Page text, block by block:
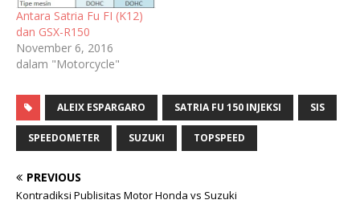
Antara Satria Fu FI (K12)
dan GSX-R150
November 6, 2016
dalam "Motorcycle"
ALEIX ESPARGARO SATRIA FU 150 INJEKSI SIS
SPEEDOMETER SUZUKI TOPSPEED
PREVIOUS
Kontradiksi Publisitas Motor Honda vs Suzuki